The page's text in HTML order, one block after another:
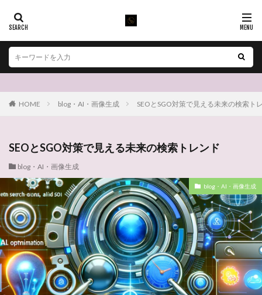
HOME blog・AI・画像生成 SEOとSGO対策で見える未来の検索ト
SEOとSGO対策で見える未来の検索トレンド
blog・AI・画像生成
blog・AI・画像生成